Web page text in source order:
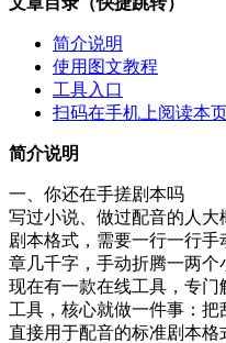
简介说明
使用图文教程
工具入口
扫码在手机上阅读本
简介说明
一、你还在手搓剧本吗
写过小说、做过配音的人
剧本格式，需要一行一行
章几千字，手动折腾一两个
现在有一款在线工具，专
工具，核心就做一件事：
直接用于配音的标准剧本格